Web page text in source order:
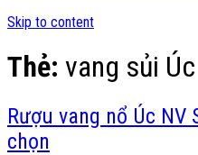
Skip to content
Thẻ: vang sủi Úc
Rượu vang nổ Úc
chọn